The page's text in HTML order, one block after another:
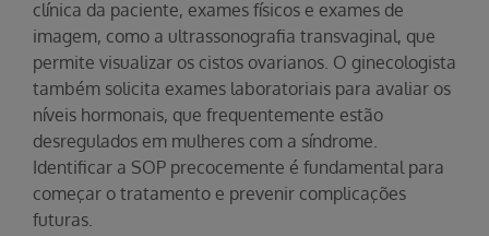
clínica da paciente, exames físicos e exames de
imagem, como a ultrassonografia transvaginal, que
permite visualizar os cistos ovarianos. O ginecologista
também solicita exames laboratoriais para avaliar os
níveis hormonais, que frequentemente estão
desregulados em mulheres com a síndrome.
Identificar a SOP precocemente é fundamental para
começar o tratamento e prevenir complicações
futuras.